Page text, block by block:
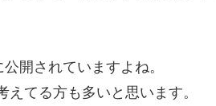
開されていますよね。
てる方も多いと思います。